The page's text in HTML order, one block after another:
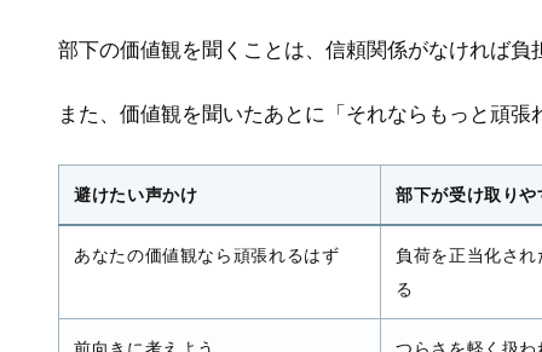
部下の価値観を聞くことは、信頼関係がなければ負
また、価値観を聞いたあとに「それならもっと頑
避けたい声かけ 部下が受け取りや
あなたの価値観なら頑張れるはず
負荷を正当化さ
る